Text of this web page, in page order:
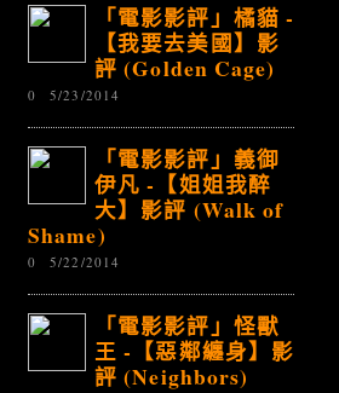
「電影影評」橘貓 -
【我要去美國】影
評 (Golden Cage)
0 5/23/2014
「電影影評」義御
伊凡 -【姐姐我醉
大】影評 (Walk of
Shame)
0 5/22/2014
「電影影評」怪獸
王 -【惡鄰纏身】影
評 (Neighbors)